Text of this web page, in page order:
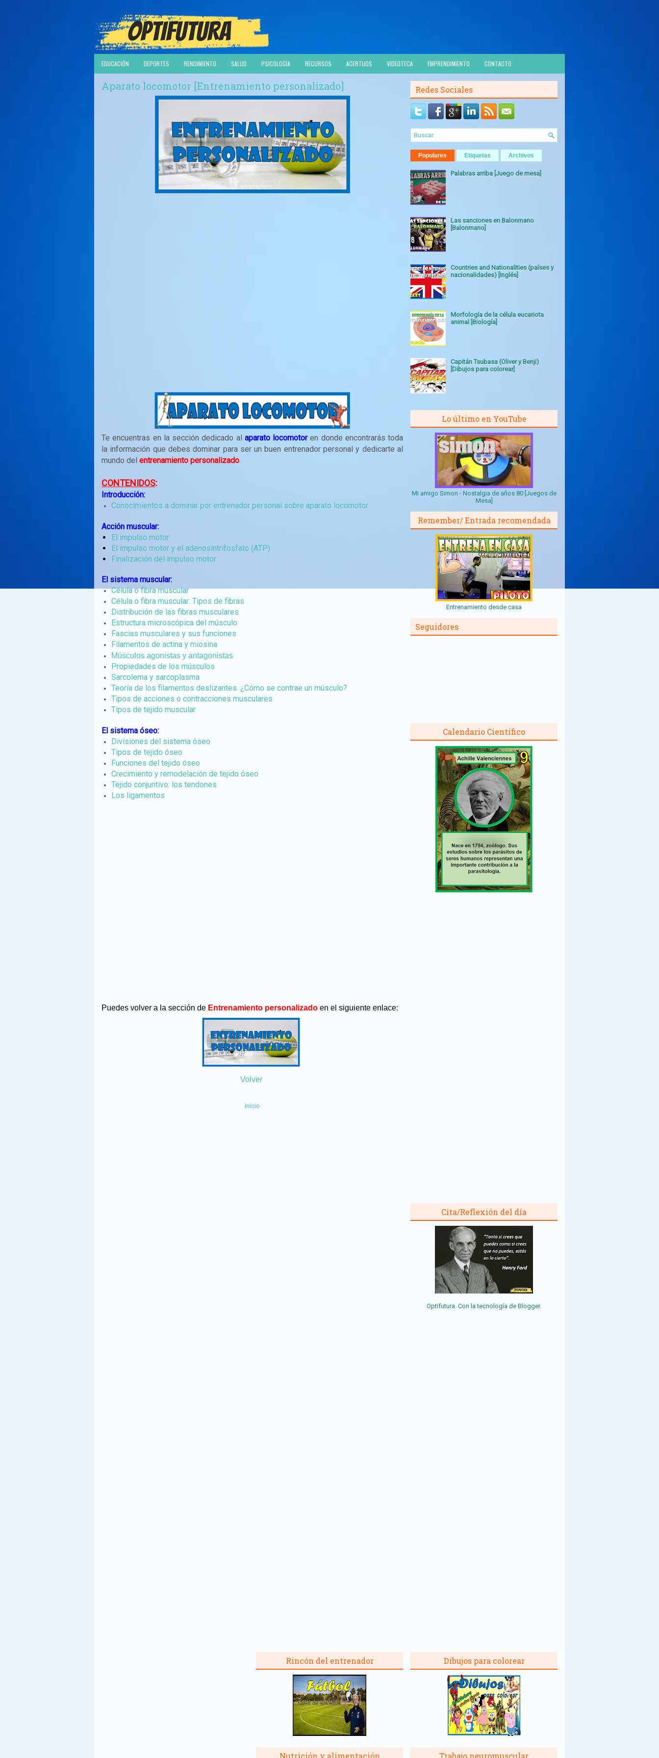
EDUCACIÓN DEPORTES RENDIMIENTO SALUD PSICOLOGÍA RECURSOS ACERTIJOS VIDEOTECA EMPRENDIMIENTO CONTACTO
Aparato locomotor [Entrenamiento personalizado]
Te encuentras en la sección dedicado al aparato locomotor en donde encontrarás toda
la información que debes dominar para ser un buen entrenador personal y dedicarte al
mundo del entrenamiento personalizado.
CONTENIDOS:
Introducción:
Conocimientos a dominar por entrenador personal sobre aparato locomotor
Acción muscular:
El impulso motor
El impulso motor y el adenosintrifosfato (ATP)
Finalización del impulso motor
El sistema muscular:
Célula o fibra muscular
Célula o fibra muscular: Tipos de fibras
Distribución de las fibras musculares
Estructura microscópica del músculo
Fascias musculares y sus funciones
Filamentos de actina y miosina
Músculos agonistas y antagonistas
Propiedades de los músculos
Sarcolema y sarcoplasma
Teoría de los filamentos deslizantes. ¿Cómo se contrae un músculo?
Tipos de acciones o contracciones musculares
Tipos de tejido muscular
El sistema óseo:
Divisiones del sistema óseo
Tipos de tejido óseo
Funciones del tejido óseo
Crecimiento y remodelación de tejido óseo
Tejido conjuntivo: los tendones
Los ligamentos
Puedes volver a la sección de Entrenamiento personalizado en el siguiente enlace:
Volver
Inicio
Redes Sociales
Populares Etiquetas Archivos
Palabras arriba [Juego de mesa]
Las sanciones en Balonmano
[Balonmano]
Countries and Nationalities (países y
nacionalidades) [Inglés]
Morfología de la célula eucariota
animal [Biología]
Capitán Tsubasa (Oliver y Benji)
[Dibujos para colorear]
Lo último en YouTube
Mi amigo Simon - Nostalgia de años 80 [Juegos de
Mesa]
Remember/ Entrada recomendada
Entrenamiento desde casa
Seguidores
Calendario Científico
Cita/Reflexión del día
Optifutura. Con la tecnología de Blogger.
Rincón del entrenador
Nutrición y alimentación
Dibujos para colorear
Trabajo neuromuscular